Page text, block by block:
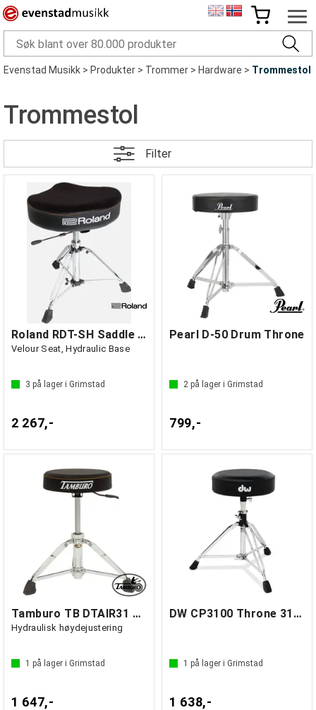
Evenstad Musikk>Produkter>Trommer>Hardware>Trommestol
Trommestol
Filter
Roland RDT-SH Saddle Drum Throne
Velour Seat, Hydraulic Base
3 på lager i Grimstad
2 267,-
Pearl D-50 Drum Throne
2 på lager i Grimstad
799,-
Tamburo TB DTAIR31 Trommestol
Hydraulisk høydejustering
1 på lager i Grimstad
1 647,-
DW CP3100 Throne 3100
1 på lager i Grimstad
1 638,-